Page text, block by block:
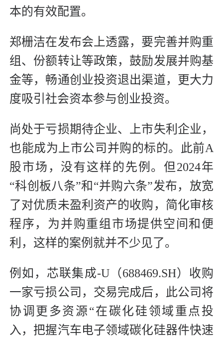
本的有效配置。
郑栅洁在发布会上透露，要完善并购重
组、份额转让等政策，鼓励发展并购基
金等，畅通创业投资退出渠道，更大力
度吸引社会资本参与创业投资。
尚处于亏损期待企业、上市失利企业，
也能成为上市公司并购的标的。此前A
股市场，没有这样的先例。但2024年
“科创板八条”和“并购六条”发布，放宽
了对优质未盈利资产的收购，简化审核
程序，为并购重组市场提供空间和便
利，这样的案例就并不少见了。
例如，芯联集成-U（688469.SH）收购
一家亏损公司，交易完成后，此公司将
协调更多资源“在碳化硅领域重点投
入，把握汽车电子领域碳化硅器件快速